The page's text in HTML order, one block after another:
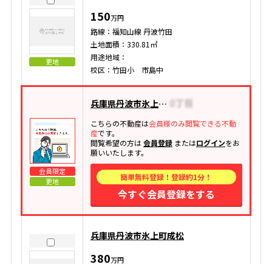
更地
150万円
路線：福知山線 丹波竹田
土地面積：330.81㎡
用途地域：
校区：竹田小 市島中
会員限定
更地
兵庫県丹波市氷上町石生
こちらの不動産は会員様のみ閲覧できる不動
産です。
閲覧希望の方は会員登録またはログインをお
願いいたします。
簡単無料登録！登録約1分！
今すぐ会員登録をする
兵庫県丹波市氷上町成松
380万円